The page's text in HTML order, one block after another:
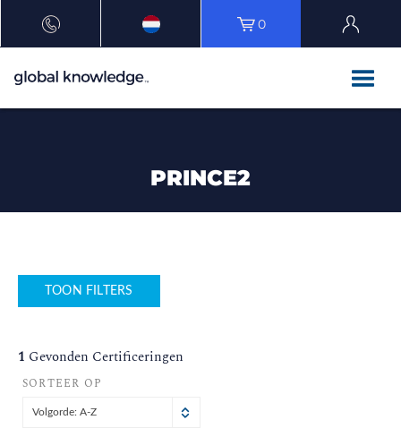
0
PRINCE2
TOON FILTERS
1 Gevonden Certificeringen
SORTEER OP
Volgorde: A-Z